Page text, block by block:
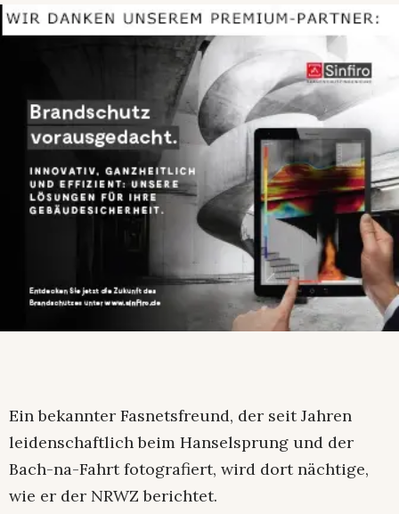
Ein bekannter Fasnetsfreund, der seit Jahren
leidenschaftlich beim Hanselsprung und der
Bach-na-Fahrt fotografiert, wird dort nächtige,
wie er der NRWZ berichtet.